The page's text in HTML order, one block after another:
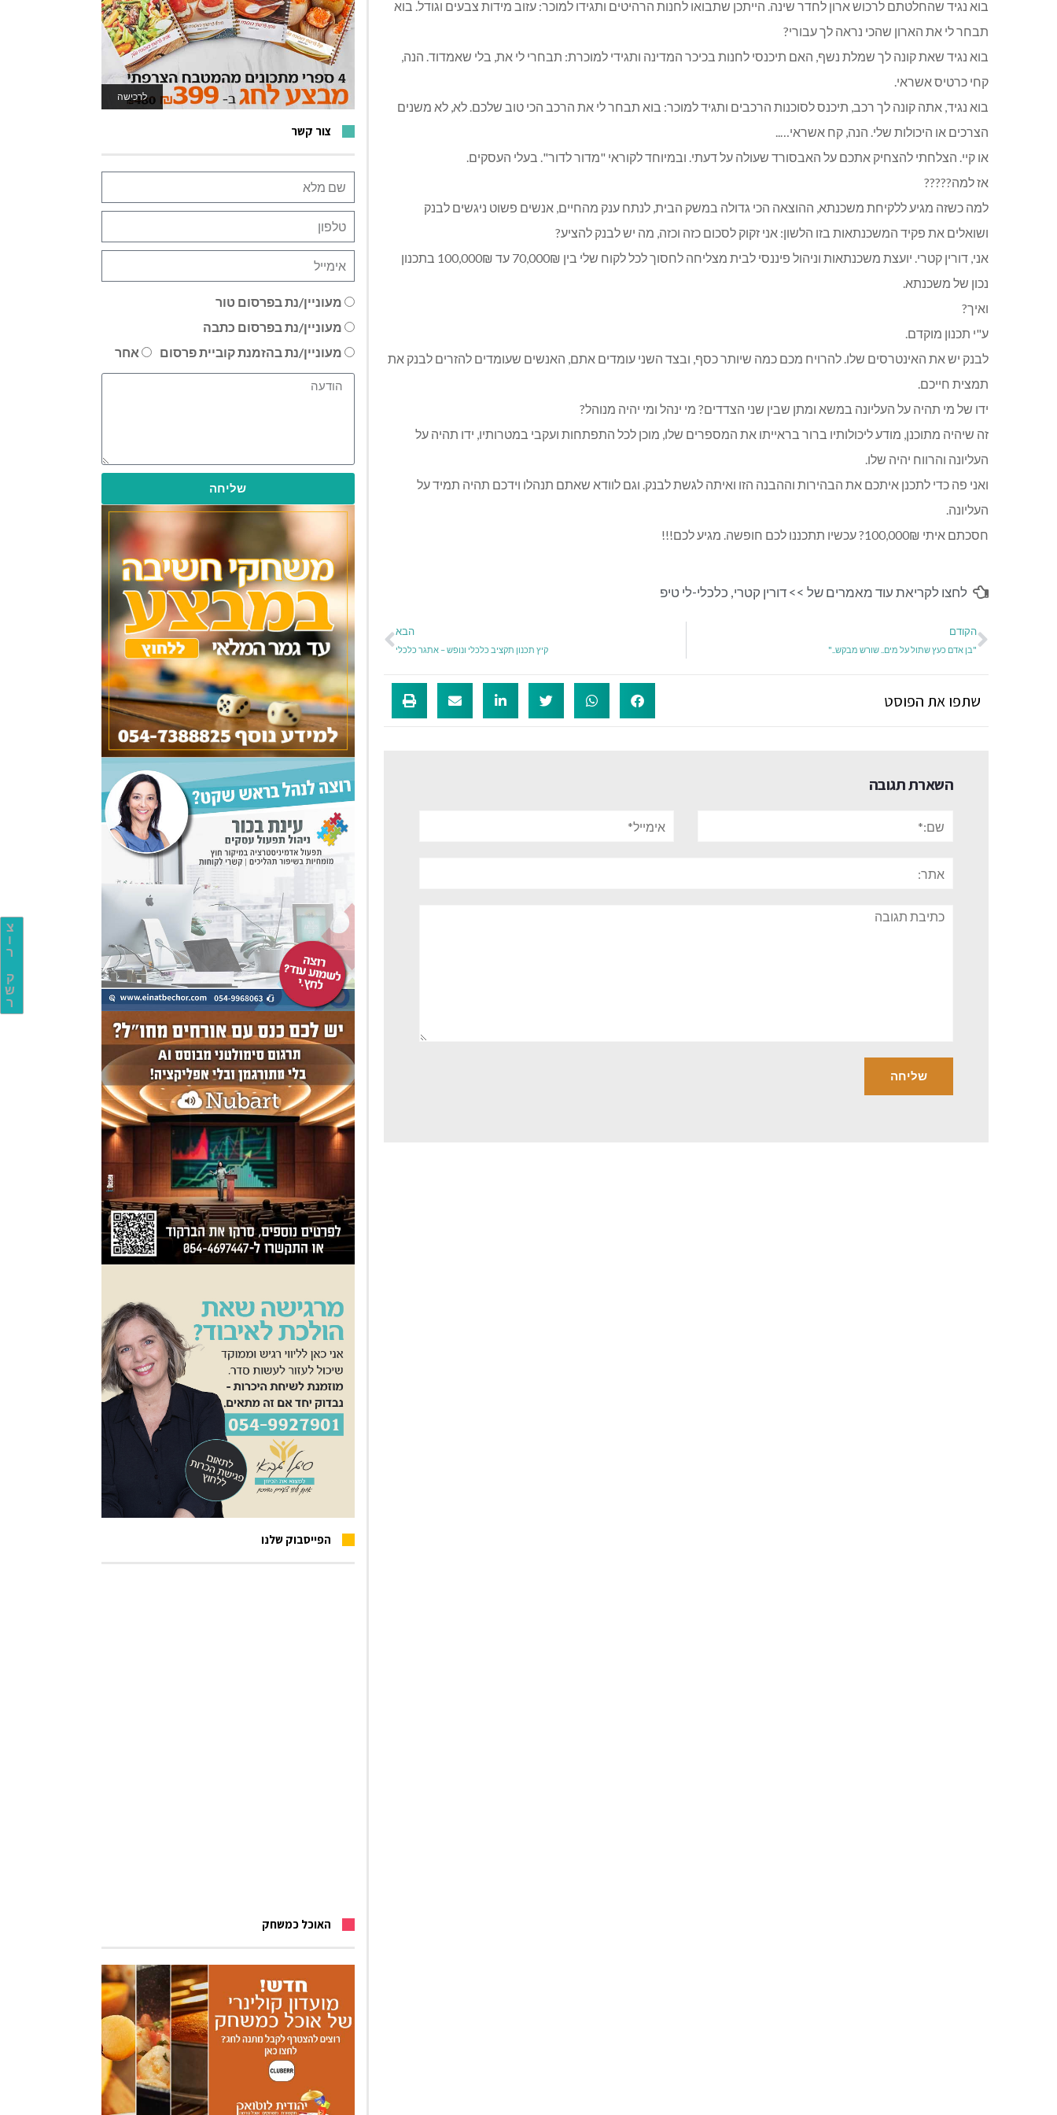
צ
ו
ר
ק
ש
ר
בוא נגיד שהחלטתם לרכוש ארון לחדר שינה. הייתכן שתבואו לחנות הרהיטים ותגידו למוכר: עזוב מידות צבעים וגודל. בוא
תבחר לי את הארון שהכי נראה לך עבורי?
בוא נגיד שאת קונה לך שמלת נשף, האם תיכנסי לחנות בכיכר המדינה ותגידי למוכרת: תבחרי לי את, בלי שאמדוד. הנה,
קחי כרטיס אשראי.
בוא נגיד, אתה קונה לך רכב, תיכנס לסוכנות הרכבים ותגיד למוכר: בוא תבחר לי את הרכב הכי טוב שלכם. לא, לא משנים
הצרכים או היכולות שלי. הנה, קח אשראי…..
או קיי. הצלחתי להצחיק אתכם על האבסורד שעולה על דעתי. ובמיוחד לקוראי "מדור לדור". בעלי העסקים.
אז למה?????
למה כשזה מגיע ללקיחת משכנתא, ההוצאה הכי גדולה במשק הבית, לנתח ענק מהחיים, אנשים פשוט ניגשים לבנק
ושואלים את פקיד המשכנתאות בזו הלשון: אני זקוק לסכום כזה וכזה, מה יש לבנק להציע?
אני, דורין קטרי. יועצת משכנתאות וניהול פיננסי לבית מצליחה לחסוך לכל לקוח שלי בין 70,000₪ עד 100,000₪ בתכנון
נכון של משכנתא.
ואיך?
ע"י תכנון מוקדם.
לבנק יש את האינטרסים שלו. להרויח מכם כמה שיותר כסף, ובצד השני עומדים אתם, האנשים שעומדים להזרים לבנק את
תמצית חייכם.
ידו של מי תהיה על העליונה במשא ומתן שבין שני הצדדים? מי ינהל ומי יהיה מנוהל?
זה שיהיה מתוכנן, מודע ליכולותיו ברור בראייתו את המספרים שלו, מוכן לכל התפתחות ועקבי במטרותיו, ידו תהיה על
העליונה והרווח יהיה שלו.
ואני פה כדי לתכנן איתכם את הבהירות וההבנה הזו ואיתה לגשת לבנק. וגם לוודא שאתם תנהלו וידכם תהיה תמיד על
העליונה.
חסכתם איתי 100,000₪? עכשיו תתכננו לכם חופשה. מגיע לכם!!!
לחצו לקריאת עוד מאמרים של >>דורין קטרי, כלכלי-לי טיפ
הקודם
"בן אדם כעץ שתול על מים.. שורש מבקש.."
הבא
קיץ תכנון תקציב כלכלי ונופש – אתגר כלכלי
שתפו את הפוסט
השארת תגובה
תגובה
לרכישה
לאתר המשחקים
צור קשר
מעוניין/נת בפרסום טור
מעוניין/נת בפרסום כתבה
מעוניין/נת בהזמנת קוביית פרסום
אחר
שליחה
הפייסבוק שלנו
האוכל כמשחק